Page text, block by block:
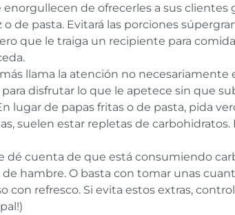
enorgullecen de ofrecerles a sus clientes
de pasta. Evitará las porciones
que le traiga un recipiente para
llama la atención no necesariamente
disfrutar lo que le apetece sin que
lugar de papas fritas o de pasta, pida
suelen estar repletas de
dé cuenta de que está consumiendo
hambre. O basta con tomar unas
refresco. Si evita estos extras,